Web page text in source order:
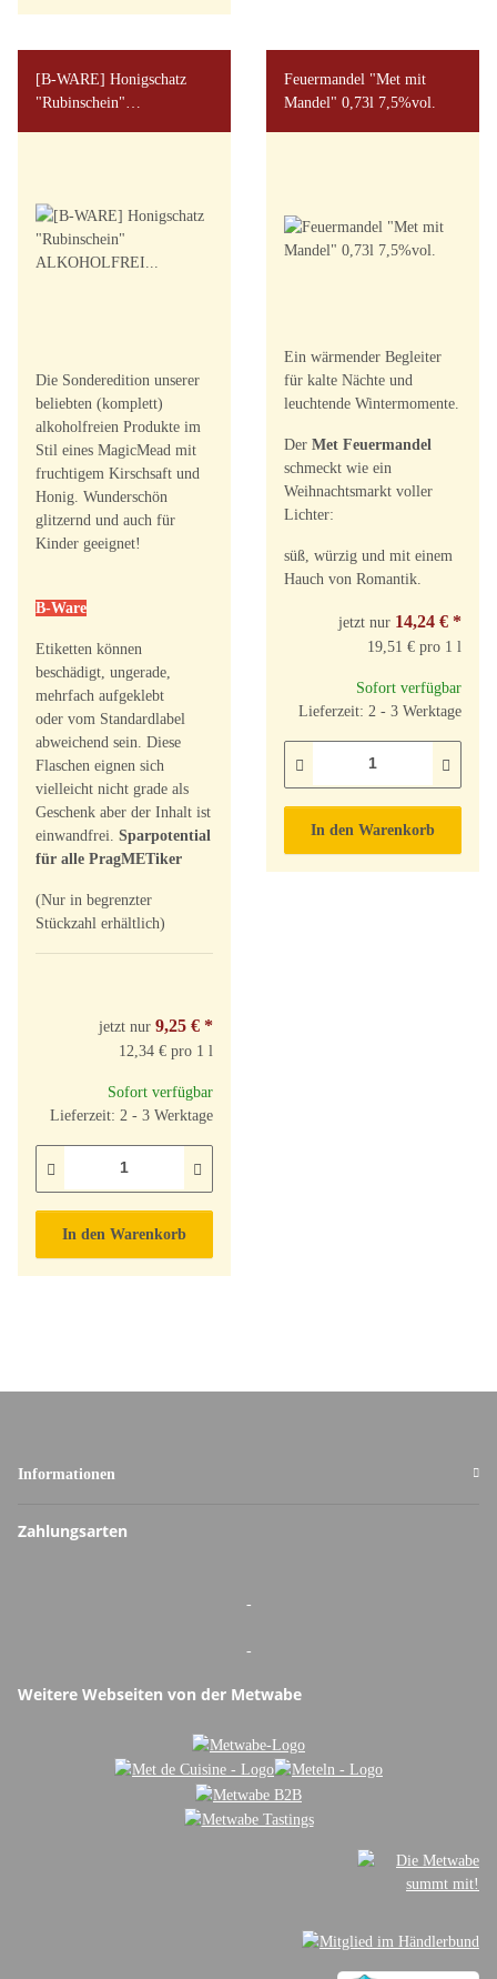
[B-WARE] Honigschatz
"Rubinschein"
Die Sonderedition unserer
beliebten (komplett)
alkoholfreien Produkte im
Stil eines MagicMead mit
fruchtigem Kirschsaft und
Honig. Wunderschön
glitzernd und auch für
Kinder geeignet!
B-Ware
Etiketten können
beschädigt, ungerade,
mehrfach aufgeklebt
oder vom Standardlabel
abweichend sein. Diese
Flaschen eignen sich
vielleicht nicht grade als
Geschenk aber der Inhalt ist
einwandfrei. Sparpotential
für alle PragMETiker
(Nur in begrenzter
Stückzahl erhältlich)
jetzt nur 9,25 € *
12,34 € pro 1 l
Sofort verfügbar
Lieferzeit: 2 - 3 Werktage
In den Warenkorb
Feuermandel "Met mit
Mandel" 0,73l 7,5%vol.
Ein wärmender Begleiter
für kalte Nächte und
leuchtende Wintermomente.
Der Met Feuermandel
schmeckt wie ein
Weihnachtsmarkt voller
Lichter:
süß, würzig und mit einem
Hauch von Romantik.
jetzt nur 14,24 € *
19,51 € pro 1 l
Sofort verfügbar
Lieferzeit: 2 - 3 Werktage
In den Warenkorb
Informationen
Zahlungsarten
-
-
Weitere Webseiten von der Metwabe